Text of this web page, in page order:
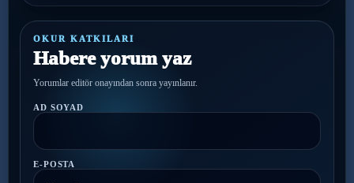
OKUR KATKILARI
Habere yorum yaz
Yorumlar editör onayından sonra yayınlanır.
AD SOYAD
E-POSTA